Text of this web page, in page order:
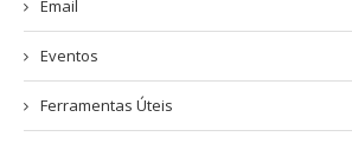
Email
Eventos
Ferramentas Úteis